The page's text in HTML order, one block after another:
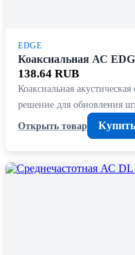
EDGE
Коаксиальная АС
138.64 RUB
Коаксиальная
решение для обновления
Открыть товар
Купить